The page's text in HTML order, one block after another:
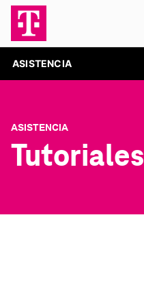
ASISTENCIA
ASISTENCIA
Tutoriales